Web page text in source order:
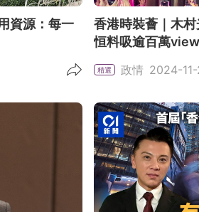
資源：每一
香港時裝薈｜木
恒料吸逾百萬
精選 政情 2024-